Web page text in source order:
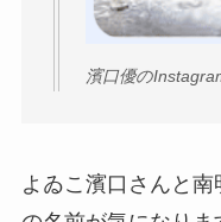
濱口優の
よゐこ濱口さんと